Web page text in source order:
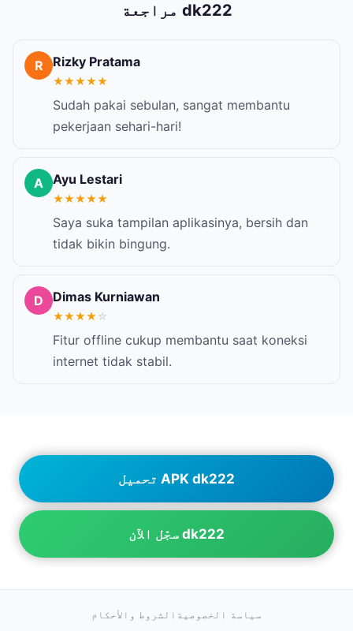
مراجعة dk222
R Rizky Pratama
★★★★★
Sudah pakai sebulan, sangat membantu
pekerjaan sehari-hari!
A Ayu Lestari
★★★★★
Saya suka tampilan aplikasinya, bersih dan
tidak bikin bingung.
D Dimas Kurniawan
★★★★☆
Fitur offline cukup membantu saat koneksi
internet tidak stabil.
تحميل APK dk222
سجّل الآن dk222
الشروط والأحكام سياسة الخصوصية